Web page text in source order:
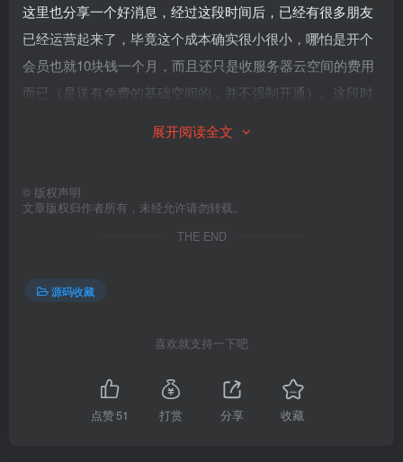
这里也分享一个好消息，经过这段时间后，已经有很多朋友
已经运营起来了，毕竟这个成本确实很小很小，哪怕是开个
会员也就10块钱一个月，而且还只是收服务器云空间的费用
而已（是送有免费的基础空间的，并不强制开通）。这段时
同时也一部分人通过贩卖源码赚钱，有人通过软件流量赚点
广告费（这款软件库源码已经支持广告接入），有人还做一
己有支付接口的还能赚个手续费钱等等各式各样的赚钱方
谁有能力谁赚钱，我个人并不反对也不反感这种。
总之，赚钱方式千千万但有钱途的往往是那些有思维的人
赚，当你还在纠结程序的好坏，后台不在你手上会不会跑
展开阅读全文
© 版权声明
文章版权归作者所有，未经允许请勿转载。
THE END
源码收藏
喜欢就支持一下吧
点赞51 打赏 分享 收藏